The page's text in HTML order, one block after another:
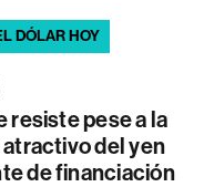
DÓLAR HOY
resiste pese a la
del yen
de financiación